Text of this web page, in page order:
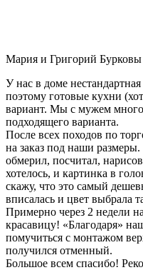
Мария и Григорий Бурковы
У нас в доме
поэтому готовые кухни
вариант. Мы с мужем
подходящего варианта.
После всех походов по
на заказ под наши
обмерил, посчитал,
хотелось, и картинка в
скажу, что это самый
вписалась и цвет выбрала
Примерно через 2 недели
красавицу! «Благодаря»
помучиться с монтажом
получился отменный.
Большое всем спасибо!